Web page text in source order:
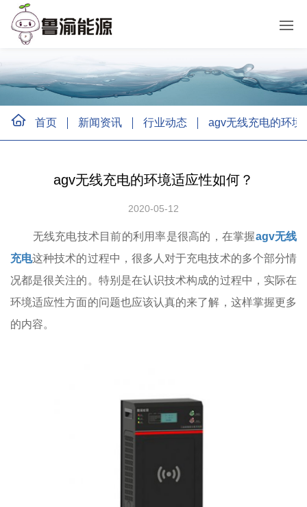
首页 新闻资讯 行业动态 agv无线充电的环境
agv无线充电的环境适应性如何？
2020-05-12
无线充电技术目前的利用率是很高的，在掌握agv无线
充电这种技术的过程中，很多人对于充电技术的多个部分情
况都是很关注的。特别是在认识技术构成的过程中，实际在
环境适应性方面的问题也应该认真的来了解，这样掌握更多
的内容。